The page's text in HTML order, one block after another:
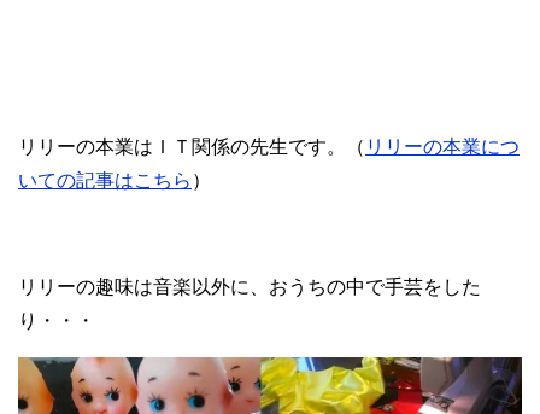
リリーの本業はＩＴ関係の先生です。（ リリーの本業につ
いての記事はこちら ）
リリーの趣味は音楽以外に、おうちの中で手芸をした
り・・・